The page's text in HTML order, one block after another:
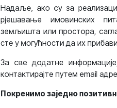
Надаље, ако су за
рјешавање имовинских
земљишта или простора,
сте у могућности да их
За све додатне
контактирајте путем email
Покренимо заједно